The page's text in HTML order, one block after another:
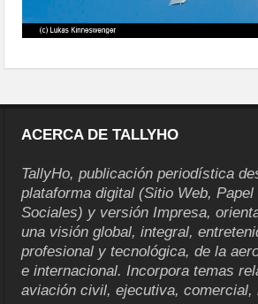
ACERCA DE TALLYHO
TallyHo, publicación periodística
plataforma digital (Sitio Web,
Sociales) y versión Impresa,
una visión global, integral,
profesional y tecnológica, de la
e internacional. Incorpora temas
aviación civil, ejecutiva, comercial,